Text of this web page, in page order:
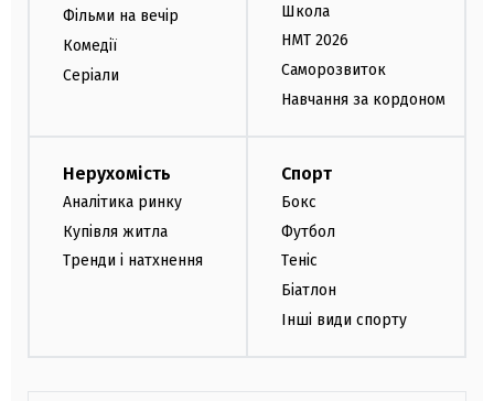
Фільми на вечір
Комедії
Серіали
Школа
НМТ 2026
Саморозвиток
Навчання за кордоном
Нерухомість
Аналітика ринку
Купівля житла
Тренди і натхнення
Спорт
Бокс
Футбол
Теніс
Біатлон
Інші види спорту